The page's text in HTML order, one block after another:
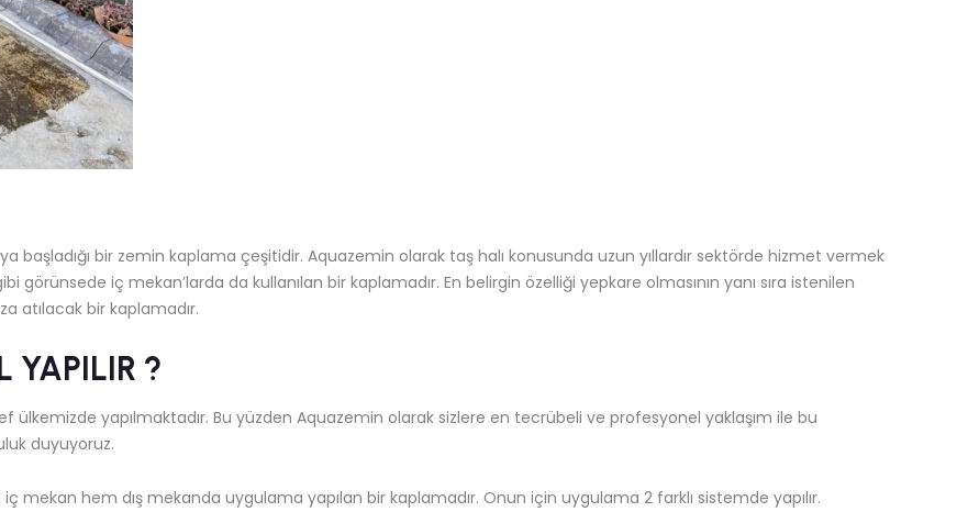
başladığı bir zemin kaplama çeşitidir. Aquazemin olarak taş halı konusunda uzun yıllardır sektörde hizmet vermek
görünsede iç mekan’larda da kullanılan bir kaplamadır. En belirgin özelliği yepkare olmasının yanı sıra istenilen
atılacak bir kaplamadır.
YAPILIR ?
yapılmaktadır. Bu yüzden Aquazemin olarak sizlere en tecrübeli ve profesyonel yaklaşım ile bu
duyuyoruz.
mekan hem dış mekanda uygulama yapılan bir kaplamadır. Onun için uygulama 2 farklı sistemde yapılır.